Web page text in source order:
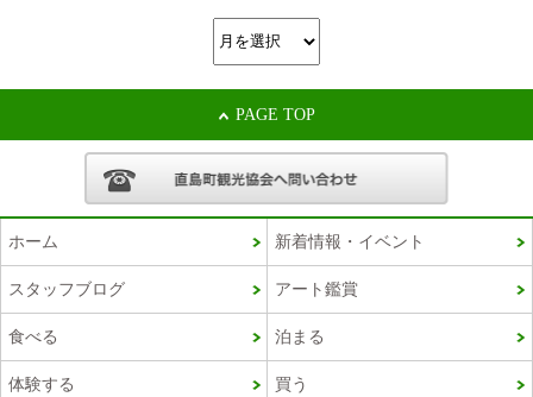
PAGE TOP
ホーム 新着情報・イベント
スタッフブログ アート鑑賞
食べる 泊まる
体験する 買う
Korean